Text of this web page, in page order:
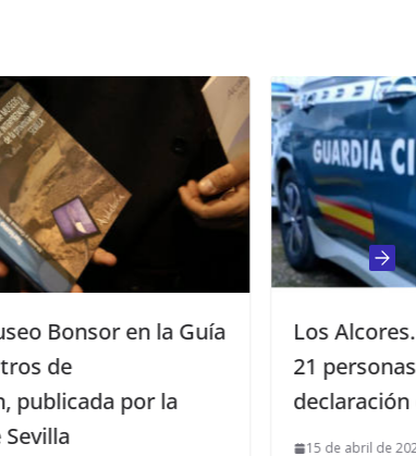
Los Alcores. Un falso gestor estafa a
21 personas a las que le realizaba la
declaración de la renta
15 de abril de 2021